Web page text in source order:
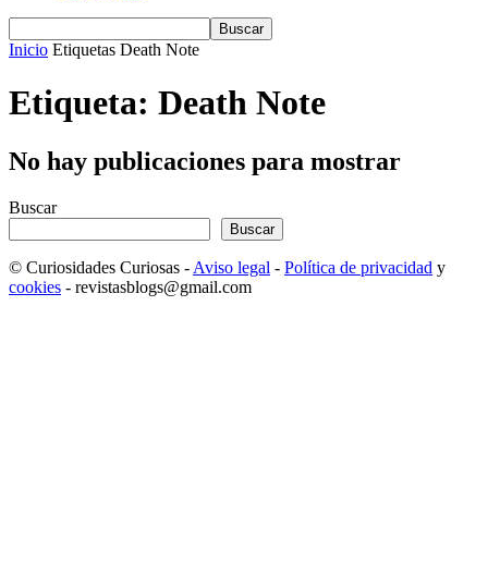
Inicio Etiquetas Death Note
Etiqueta: Death Note
No hay publicaciones para mostrar
Buscar
Buscar
© Curiosidades Curiosas - Aviso legal - Política de privacidad y
cookies - revistasblogs@gmail.com